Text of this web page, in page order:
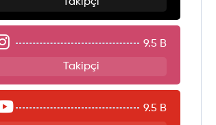
9.5 B
Takipçi
9.5 B